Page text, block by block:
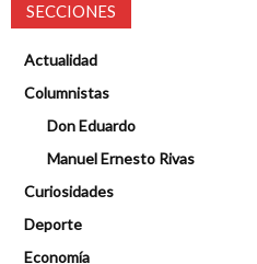
SECCIONES
Actualidad
Columnistas
Don Eduardo
Manuel Ernesto Rivas
Curiosidades
Deporte
Economía